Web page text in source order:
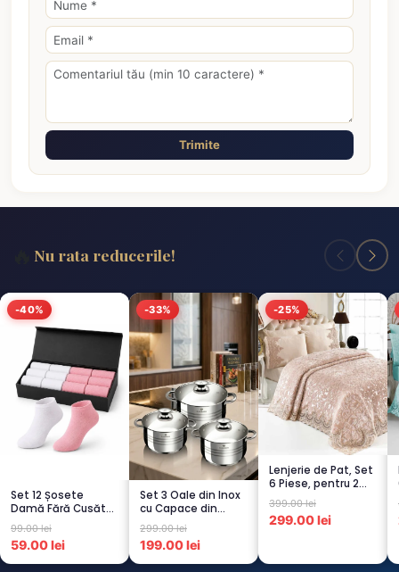
Trimite
Nu rata reducerile!
-40%
Set 12 Șosete
Damă Fără Cusături
– 6 Albe + 6 Roz –
Scu...
99.00 lei
59.00 lei
-33%
Set 3 Oale din Inox
cu Capace din
Sticlă
Termorezistent...
299.00 lei
199.00 lei
-25%
Lenjerie de Pat, Set
6 Piese, pentru 2
persoana, CAPUCI...
399.00 lei
299.00 lei